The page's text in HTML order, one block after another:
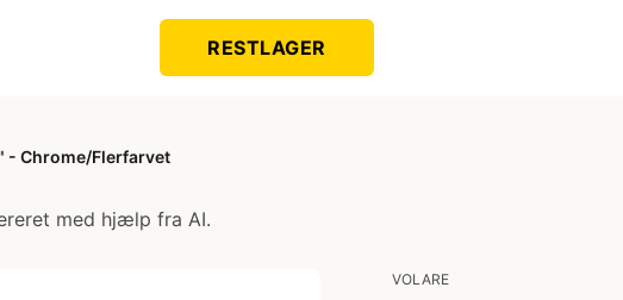
RESTLAGER
- Chrome/Flerfarvet
med hjælp fra AI.
VOLARE